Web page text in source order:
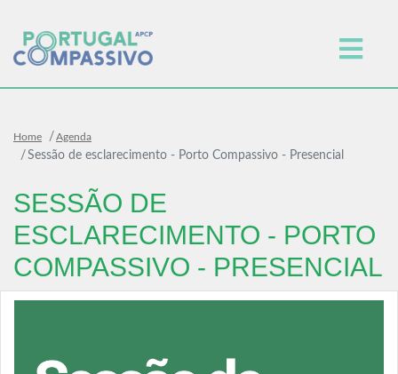
Home Agenda
Sessão de esclarecimento - Porto Compassivo - Presencial
SESSÃO DE
ESCLARECIMENTO - PORTO
COMPASSIVO - PRESENCIAL